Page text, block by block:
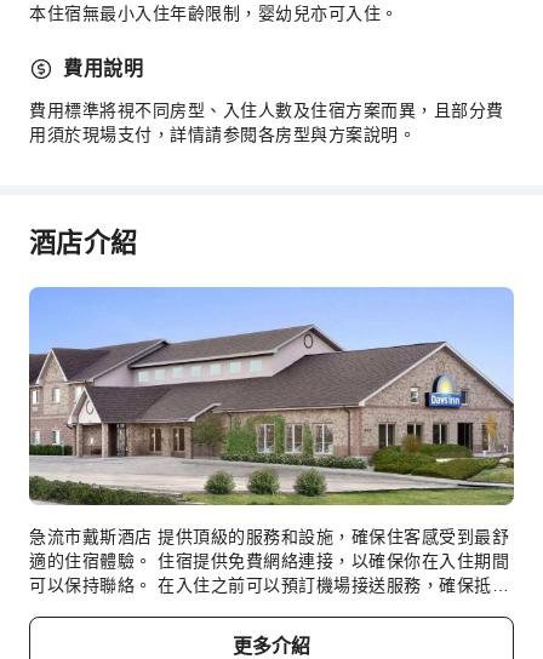
旅遊票務服務
行李寄存
快速入住退房
急救包
煙霧警報器
無障礙設施
無障礙通道
無障礙設施
本住宿無最小入住年齡限制，婴幼兒亦可入住。
費用說明
費用標準將視不同房型、入住人數及住宿方案而異，且部分費
用須於現場支付，詳情請参閱各房型與方案說明。
酒店介紹
急流市戴斯酒店 提供頂級的服務和設施，確保住客感受到最舒
適的住宿體驗。 住宿提供免費網絡連接，以確保你在入住期間
可以保持聯絡。 在入住之前可以預訂機場接送服務，確保抵達
市 (SD) 變得更加方便。 住宿為住客提供免費停車場。住宿提
更多介紹